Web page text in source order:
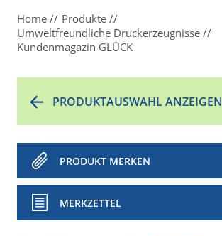
Home
Produkte
Umweltfreundliche Druckerzeugnisse
Kundenmagazin GLÜCK
PRODUKTAUSWAHL ANZEIGEN
PRODUKT MERKEN
MERKZETTEL